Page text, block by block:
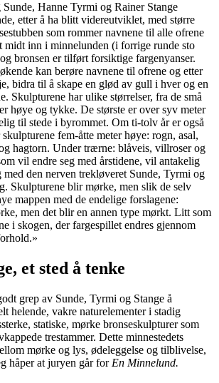
Hanne Tyrmi og Rainer Stange
etter å ha blitt videreutviklet, med større
som rommer navnene til alle ofrene
midt inn i minnelunden (i forrige runde sto
bronsen er tilført forsiktige fargenyanser.
kan berøre navnene til ofrene og etter
bidra til å skape en glød av gull i hver og en
Skulpturene har ulike størrelser, fra de små
høye og tykke. De største er over syv meter
til stede i byrommet. Om ti-tolv år er også
fem-åtte meter høye: rogn, asal,
hagtorn. Under trærne: blåveis, villroser og
vil endre seg med årstidene, vil antakelig
med den nerven trekløveret Sunde, Tyrmi og
Skulpturene blir mørke, men slik de selv
mappen med de endelige forslagene:
men det blir en annen type mørkt. Litt som
i skogen, der fargespillet endres gjennom
et sted å tenke
grep av Sunde, Tyrmi og Stange å
helende, vakre naturelementer i stadig
statiske, mørke bronseskulpturer som
trestammer. Dette minnestedets
mørke og lys, ødeleggelse og tilblivelse,
håper at juryen går for En Minnelund.